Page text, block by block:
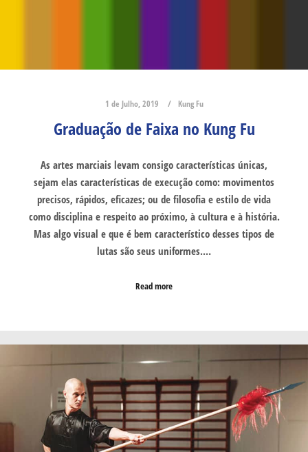
1 de Julho, 2019 Kung Fu
Graduação de Faixa no Kung Fu
As artes marciais levam consigo características únicas,
sejam elas características de execução como: movimentos
precisos, rápidos, eficazes; ou de filosofia e estilo de vida
como disciplina e respeito ao próximo, à cultura e à história.
Mas algo visual e que é bem característico desses tipos de
lutas são seus uniformes.…
Read more